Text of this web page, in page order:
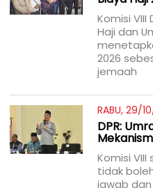
Komisi VIII
Haji dan
2026
jemaah
RABU, 29/
DPR:
Komisi
tidak
jawab